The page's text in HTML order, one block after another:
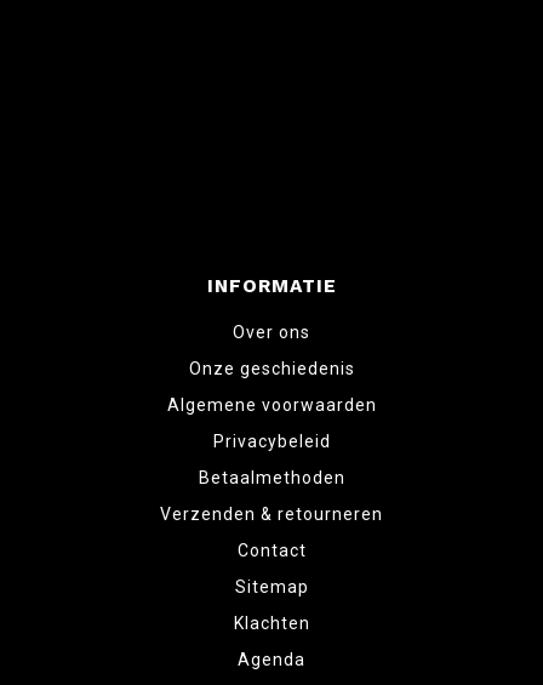
INFORMATIE
Over ons
Onze geschiedenis
Algemene voorwaarden
Privacybeleid
Betaalmethoden
Verzenden & retourneren
Contact
Sitemap
Klachten
Agenda